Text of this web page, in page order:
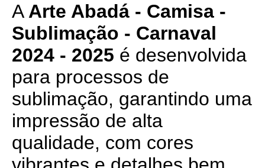
A Arte Abadá - Camisa -
Sublimação - Carnaval
2024 - 2025 é desenvolvida
para processos de
sublimação, garantindo uma
impressão de alta
qualidade, com cores